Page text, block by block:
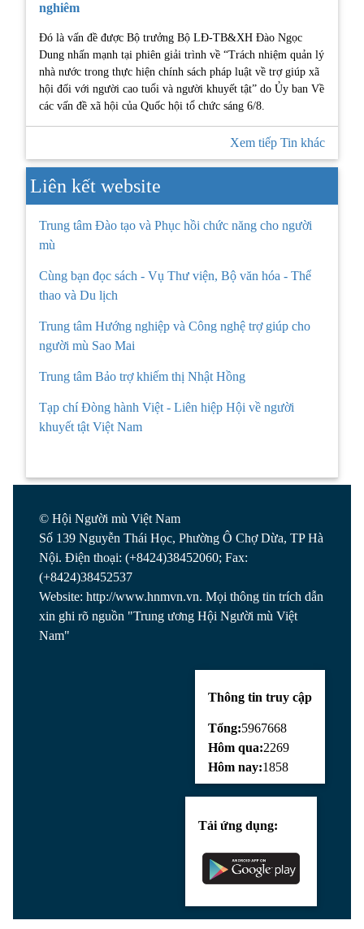
nghiêm
Đó là vấn đề được Bộ trưởng Bộ LĐ-TB&XH Đào Ngọc
Dung nhấn mạnh tại phiên giải trình về “Trách nhiệm quản lý
nhà nước trong thực hiện chính sách pháp luật về trợ giúp xã
hội đối với người cao tuổi và người khuyết tật” do Ủy ban Về
các vấn đề xã hội của Quốc hội tổ chức sáng 6/8.
Xem tiếp Tin khác
Liên kết website
Trung tâm Đào tạo và Phục hồi chức năng cho người
mù
Cùng bạn đọc sách - Vụ Thư viện, Bộ văn hóa - Thể
thao và Du lịch
Trung tâm Hướng nghiệp và Công nghệ trợ giúp cho
người mù Sao Mai
Trung tâm Bảo trợ khiếm thị Nhật Hồng
Tạp chí Đòng hành Việt - Liên hiệp Hội về người
khuyết tật Việt Nam
© Hội Người mù Việt Nam
Số 139 Nguyễn Thái Học, Phường Ô Chợ Dừa, TP Hà
Nội. Điện thoại: (+8424)38452060; Fax:
(+8424)38452537
Website: http://www.hnmvn.vn. Mọi thông tin trích dẫn
xin ghi rõ nguồn "Trung ương Hội Người mù Việt
Nam"
Thông tin truy cập
Tổng:5967668
Hôm qua:2269
Hôm nay:1858
Tải ứng dụng: